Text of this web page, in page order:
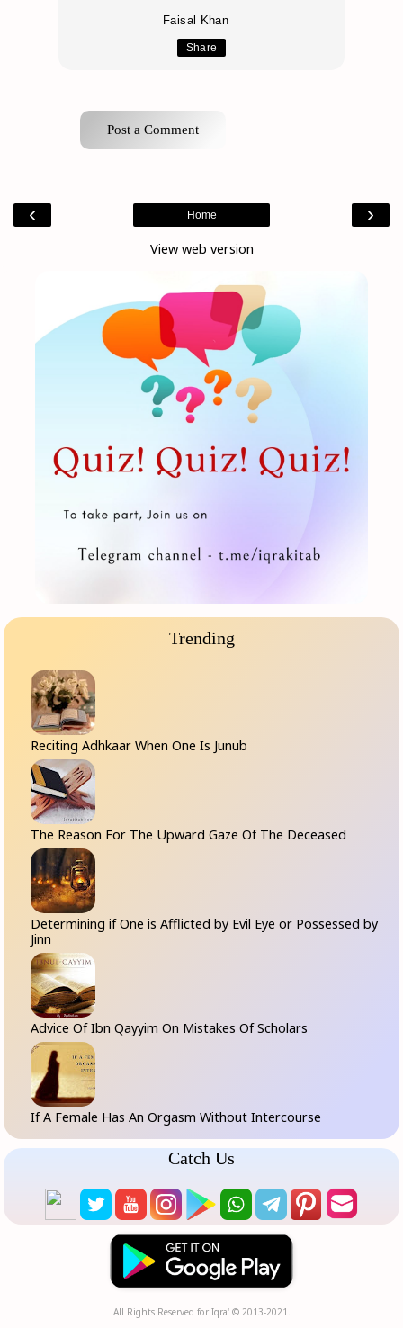
Faisal Khan
Share
Post a Comment
‹ ›
Home
View web version
Trending
Reciting Adhkaar When One Is Junub
The Reason For The Upward Gaze Of The Deceased
Determining if One is Afflicted by Evil Eye or Possessed by
Jinn
Advice Of Ibn Qayyim On Mistakes Of Scholars
If A Female Has An Orgasm Without Intercourse
Catch Us
All Rights Reserved for Iqra' © 2013-2021.